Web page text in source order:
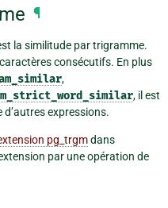
¶
la similitude par trigramme.
consécutifs. En plus
,
, il est
expressions.
pg_trgmdans
par une opération de